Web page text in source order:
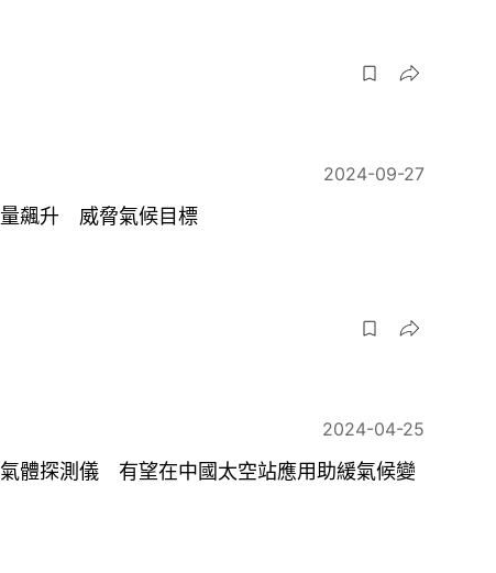
2024-09-27
飆升 威脅氣候目標
2024-04-25
體探測儀 有望在中國太空站應用助緩氣候變